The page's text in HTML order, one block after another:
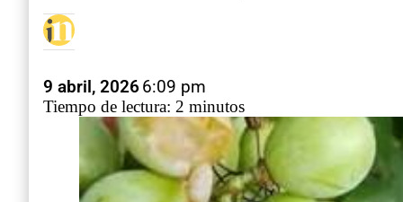
9 abril, 20266:09 pm
Tiempo de lectura: 2 minutos